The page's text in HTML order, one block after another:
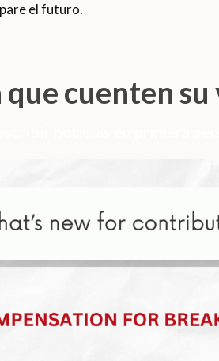
el futuro.
cuenten